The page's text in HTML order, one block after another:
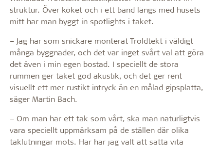
struktur. Över köket och i ett band längs med husets
mitt har man byggt in spotlights i taket.
– Jag har som snickare monterat Troldtekt i väldigt
många byggnader, och det var inget svårt val att göra
det även i min egen bostad. I speciellt de stora
rummen ger taket god akustik, och det ger rent
visuellt ett mer rustikt intryck än en målad gipsplatta,
säger Martin Bach.
– Om man har ett tak som vårt, ska man naturligtvis
vara speciellt uppmärksam på de ställen där olika
taklutningar möts. Här har jag valt att sätta vita